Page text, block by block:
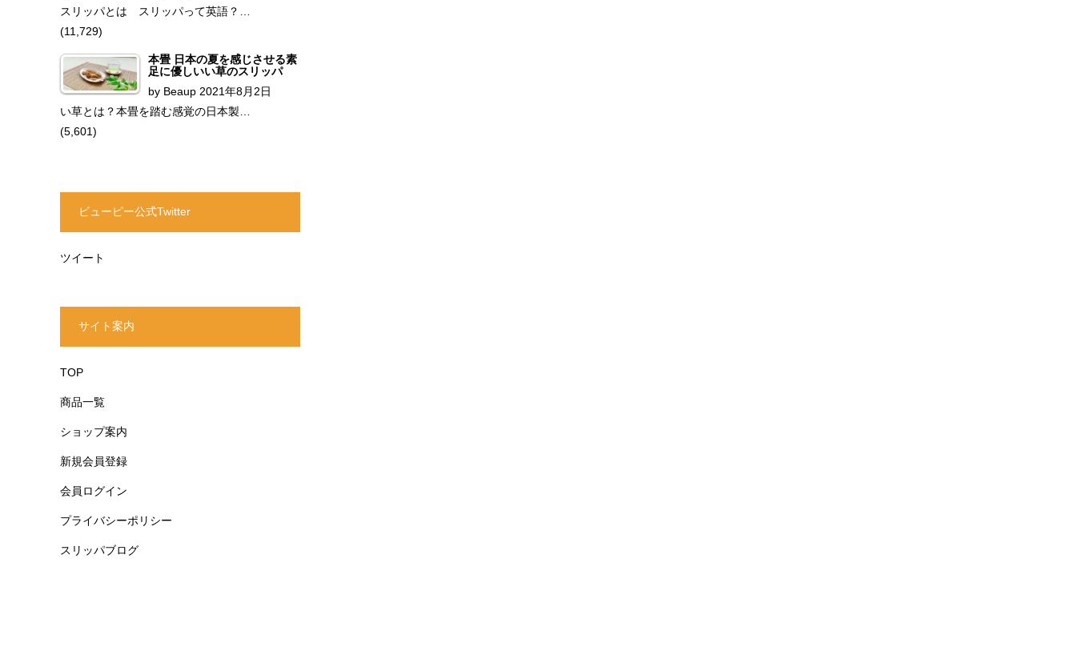
スリッパとは スリッパって英語？…
(11,729)
本畳 日本の夏を感じさせる素
足に優しいい草のスリッパ
by Beaup 2021年8月2日
い草とは？本畳を踏む感覚の日本製…
(5,601)
ビューピー公式Twitter
ツイート
サイト案内
TOP
商品一覧
ショップ案内
新規会員登録
会員ログイン
プライバシーポリシー
スリッパブログ